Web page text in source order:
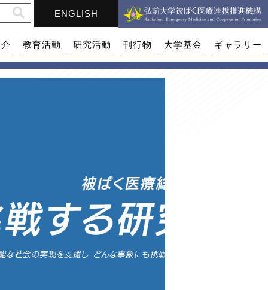
ENGLISH
教育活動 研究活動 刊行物 大学基金 ギャラリー